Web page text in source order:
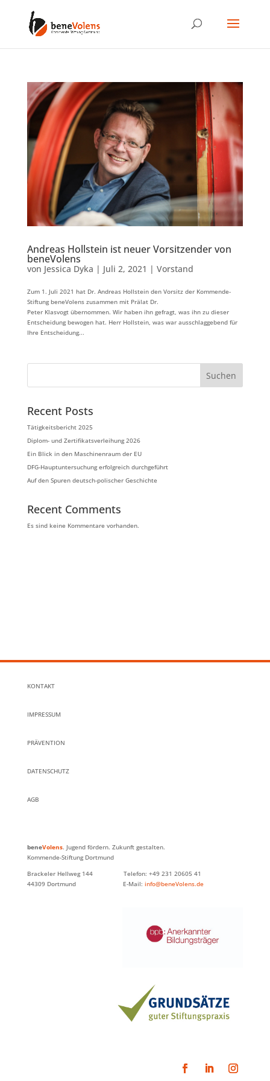
Andreas Hollstein ist neuer Vorsitzender von
beneVolens
von Jessica Dyka | Juli 2, 2021 | Vorstand
Zum 1. Juli 2021 hat Dr. Andreas Hollstein den Vorsitz der Kommende-
Stiftung beneVolens zusammen mit Prälat Dr.
Peter Klasvogt übernommen. Wir haben ihn gefragt, was ihn zu dieser
Entscheidung bewogen hat. Herr Hollstein, was war ausschlaggebend für
Ihre Entscheidung...
Suchen
Recent Posts
Tätigkeitsbericht 2025
Diplom- und Zertifikatsverleihung 2026
Ein Blick in den Maschinenraum der EU
DFG-Hauptuntersuchung erfolgreich durchgeführt
Auf den Spuren deutsch-polischer Geschichte
Recent Comments
Es sind keine Kommentare vorhanden.
KONTAKT
IMPRESSUM
PRÄVENTION
DATENSCHUTZ
AGB
beneVolens. Jugend fördern. Zukunft gestalten.
Kommende-Stiftung Dortmund
Brackeler Hellweg 144 Telefon: +49 231 20605 41
44309 Dortmund E-Mail: info@beneVolens.de